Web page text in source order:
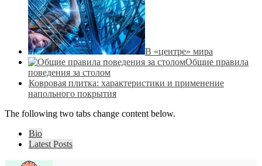
В «центре» мира
Общие правила
поведения за столом
Ковровая плитка: характеристики и применение
напольного покрытия
The following two tabs change content below.
Bio
Latest Posts